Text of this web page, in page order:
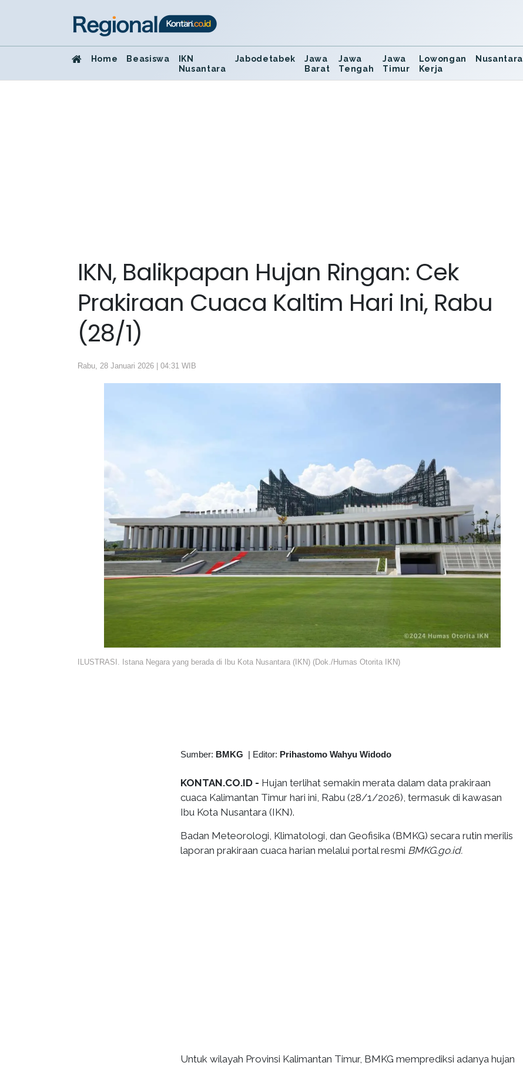
Home Beasiswa
IKN
Nusantara
Jabodetabek
Jawa
Barat
Jawa
Tengah
Jawa
Timur
Lowongan
Kerja
Nusantara
IKN, Balikpapan Hujan Ringan: Cek
Prakiraan Cuaca Kaltim Hari Ini, Rabu
(28/1)
Rabu, 28 Januari 2026 | 04:31 WIB
ILUSTRASI. Istana Negara yang berada di Ibu Kota Nusantara (IKN) (Dok./Humas Otorita IKN)
Sumber: BMKG | Editor: Prihastomo Wahyu Widodo
KONTAN.CO.ID - Hujan terlihat semakin merata dalam data prakiraan
cuaca Kalimantan Timur hari ini, Rabu (28/1/2026), termasuk di kawasan
Ibu Kota Nusantara (IKN).
Badan Meteorologi, Klimatologi, dan Geofisika (BMKG) secara rutin merilis
laporan prakiraan cuaca harian melalui portal resmi BMKG.go.id.
Untuk wilayah Provinsi Kalimantan Timur, BMKG memprediksi adanya hujan